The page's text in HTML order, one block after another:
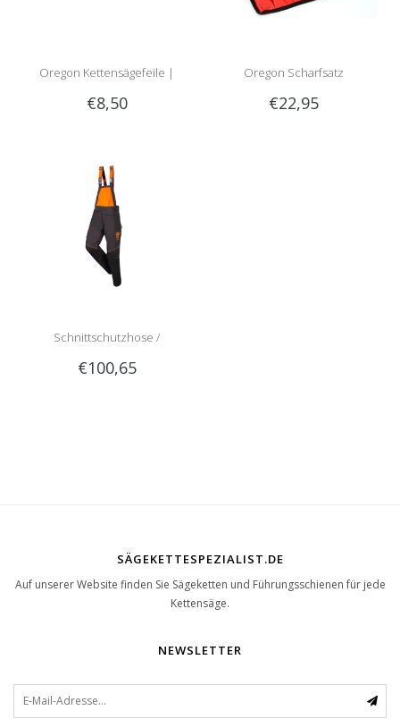
Oregon Kettensägefeile |
Rundfeile
€8,50
Oregon Scharfsatz
€22,95
Schnittschutzhose /
Schnittschutzlatzhose Sip
€100,65
SÄGEKETTESPEZIALIST.DE
Auf unserer Website finden Sie Sägeketten und Führungsschienen für jede
Kettensäge.
NEWSLETTER